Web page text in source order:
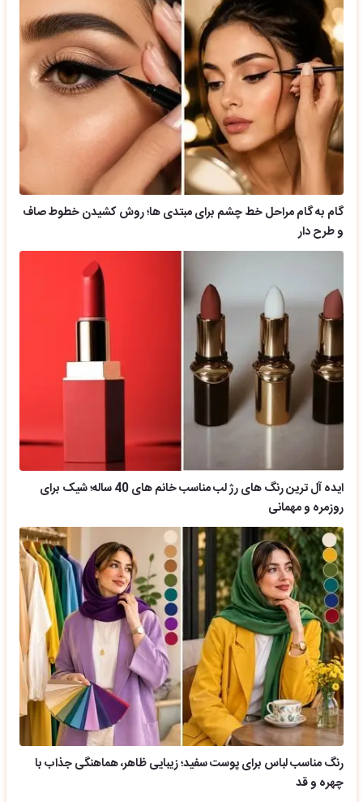
گام به گام مراحل خط چشم برای مبتدی ها؛ روش کشیدن خطوط صاف
و طرح دار
ایده آل ترین رنگ های رژ لب مناسب خانم های 40 ساله؛ شیک برای
روزمره و مهمانی
رنگ مناسب لباس برای پوست سفید؛ زیبایی ظاهر، هماهنگی جذاب با
چهره و قد